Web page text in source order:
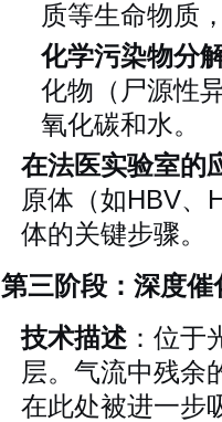
质等生命物质
化学污染物分
化物（尸源性
氧化碳和水。
在法医实验室的
原体（如HBV、
体的关键步骤。
第三阶段：深度催
技术描述 ：位
层。气流中残余
在此处被进一步